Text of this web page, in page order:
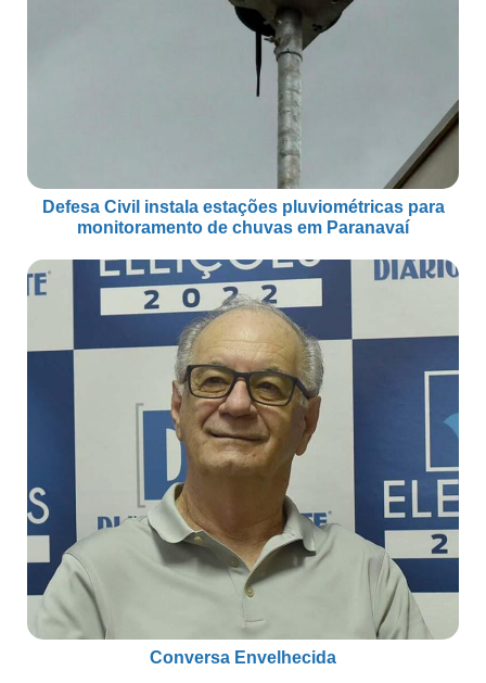
Defesa Civil instala estações pluviométricas para
monitoramento de chuvas em Paranavaí
Conversa Envelhecida